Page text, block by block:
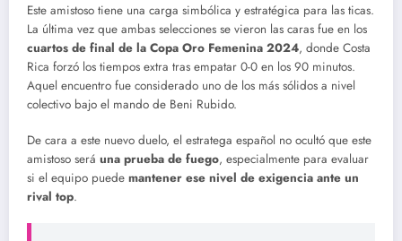
Este amistoso tiene una carga simbólica y estratégica para las ticas.
La última vez que ambas selecciones se vieron las caras fue en los
cuartos de final de la Copa Oro Femenina 2024, donde Costa
Rica forzó los tiempos extra tras empatar 0-0 en los 90 minutos.
Aquel encuentro fue considerado uno de los más sólidos a nivel
colectivo bajo el mando de Beni Rubido.
De cara a este nuevo duelo, el estratega español no ocultó que este
amistoso será una prueba de fuego, especialmente para evaluar
si el equipo puede mantener ese nivel de exigencia ante un
rival top.